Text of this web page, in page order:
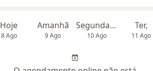
Hoje
8 Ago
Amanhã
9 Ago
Segunda-feira
10 Ago
Ter,
11 Ago